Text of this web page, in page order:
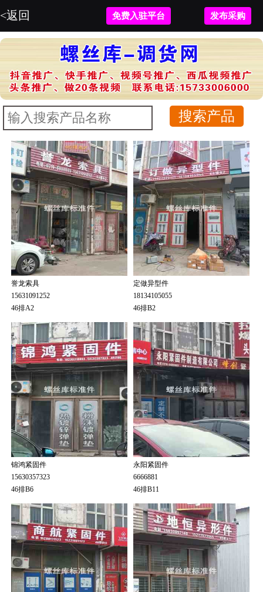
<返回 免费入驻平台 发布采购
誉龙索具
15631091252
46排A2
定做异型件
18134105055
46排B2
锦鸿紧固件
15630357323
46排B6
永阳紧固件
6666881
46排B11